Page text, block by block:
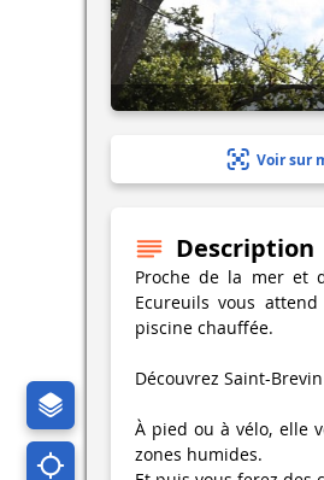
Voir sur
Description
Proche de la mer et
Ecureuils vous
piscine chauffée.
Découvrez Saint-
À pied ou à vélo, elle
zones humides.